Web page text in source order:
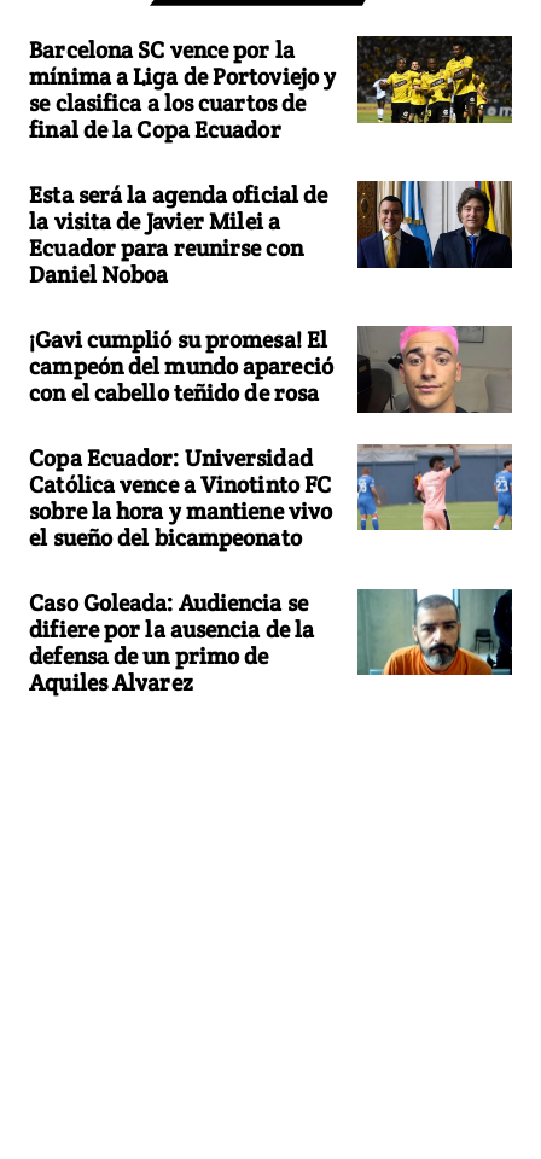
Barcelona SC vence por la
mínima a Liga de Portoviejo y
se clasifica a los cuartos de
final de la Copa Ecuador
Esta será la agenda oficial de
la visita de Javier Milei a
Ecuador para reunirse con
Daniel Noboa
¡Gavi cumplió su promesa! El
campeón del mundo apareció
con el cabello teñido de rosa
Copa Ecuador: Universidad
Católica vence a Vinotinto FC
sobre la hora y mantiene vivo
el sueño del bicampeonato
Caso Goleada: Audiencia se
difiere por la ausencia de la
defensa de un primo de
Aquiles Alvarez